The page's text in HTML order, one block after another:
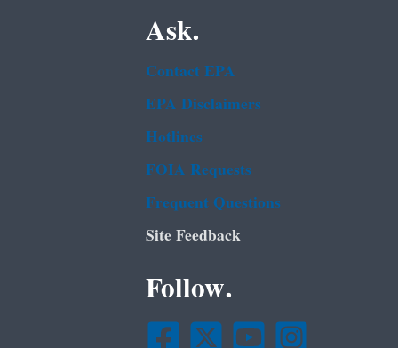
Ask.
Contact EPA
EPA Disclaimers
Hotlines
FOIA Requests
Frequent Questions
Site Feedback
Follow.